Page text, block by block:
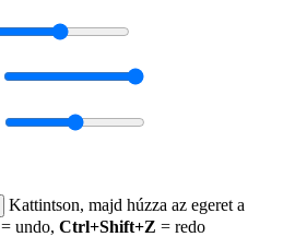
Kattintson, majd húzza az egeret a
= undo, Ctrl+Shift+Z = redo